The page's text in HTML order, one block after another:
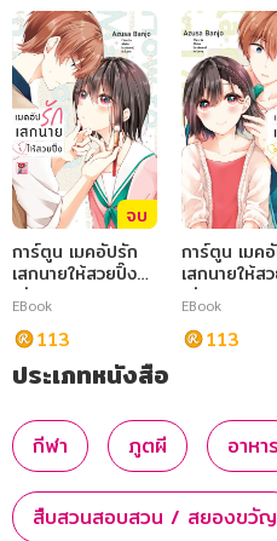
จบ
การ์ตูน เมคอัปรัก
เสกนายให้สวยปิ๊ง
เล่ม 1
EBook
113
การ์ตูน เมค
เสกนายให้ส
เล่ม 2
EBook
113
ประเภทหนังสือ
กีฬา ภูตผี อาหาร
สืบสวนสอบสวน / สยองขวัญ